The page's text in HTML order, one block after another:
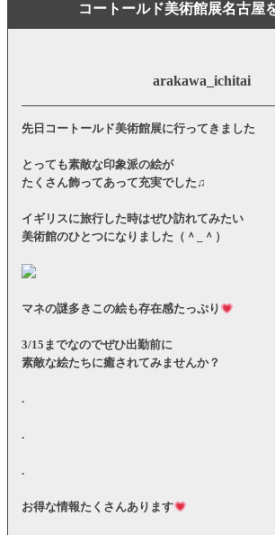
コートールド美術館展名古屋
arakawa_ichitai
先日コートールド美術館展に行ってきました
とっても素敵な印象派の絵が
たくさん飾ってあって充実でした♫
イギリスに旅行した時はぜひ訪れてみたい
美術館のひとつになりました（＾_＾）
マネの謎多きこの絵も存在感たっぷり
3/15までなのでぜひ出勤前に
素敵な絵たちに癒されてみませんか？
.
.
.
お得な情報たくさんあります